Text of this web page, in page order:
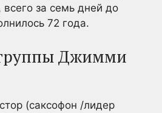
всего за семь дней до
72 года.
Джимми
(саксофон /лидер